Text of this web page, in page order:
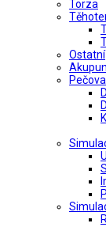
Torza
Ostatní